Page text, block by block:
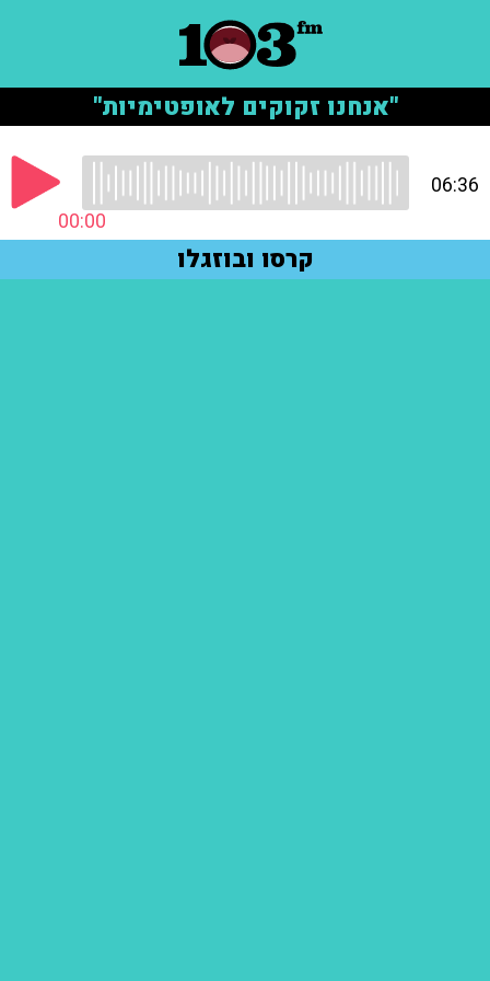
"אנחנו זקוקים לאופטימיות"
00:00
06:36
קרסו ובוזגלו